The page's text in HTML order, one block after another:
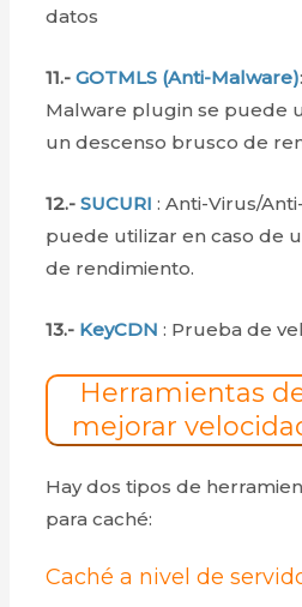
datos
11.-GOTMLS (Anti-Malware)
Malware plugin se puede
un descenso brusco de
12.-SUCURI : Anti-Virus/
puede utilizar en caso de
de rendimiento.
13.- KeyCDN : Prueba de
Herramientas
mejorar
Hay dos tipos de
para caché:
Caché a nivel de